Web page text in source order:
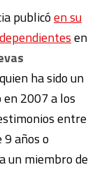
publicóen su
en
ha sido un
2007 a los
entre
9 años o
un miembro de